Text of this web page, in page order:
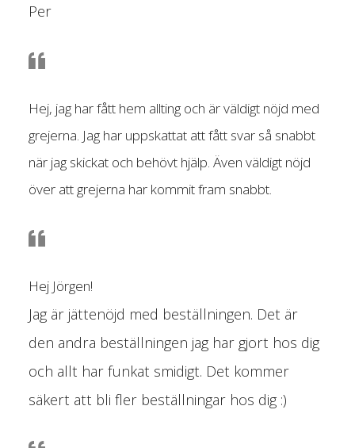
Per
Hej, jag har fått hem allting och är väldigt nöjd med
grejerna. Jag har uppskattat att fått svar så snabbt
när jag skickat och behövt hjälp. Även väldigt nöjd
över att grejerna har kommit fram snabbt.
Hej Jörgen!
Jag är jättenöjd med beställningen. Det är
den andra beställningen jag har gjort hos dig
och allt har funkat smidigt. Det kommer
säkert att bli fler beställningar hos dig :)